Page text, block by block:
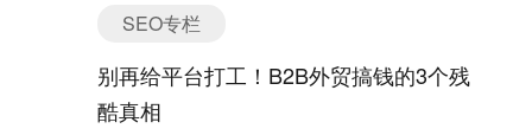
受的运营压力： 客户压价严重：很多客户甚至提
限要求； 成本持续上涨：汇率波动难以预测，原材料
与人工成本叠加上涨，利润空间被一再压缩； 区域竞
中在一辆车上来实现的话，那就会出现一辆四不像的
车。正确的做法是将他们的需求最大程度的整合，比
如农民的需求可能和零售店主的需求相近，就把零售
店主的需求代表了农民的需求，同样家庭主妇和上班
SEO专栏
别再给平台打工！B2B外贸搞钱的3个残
酷真相